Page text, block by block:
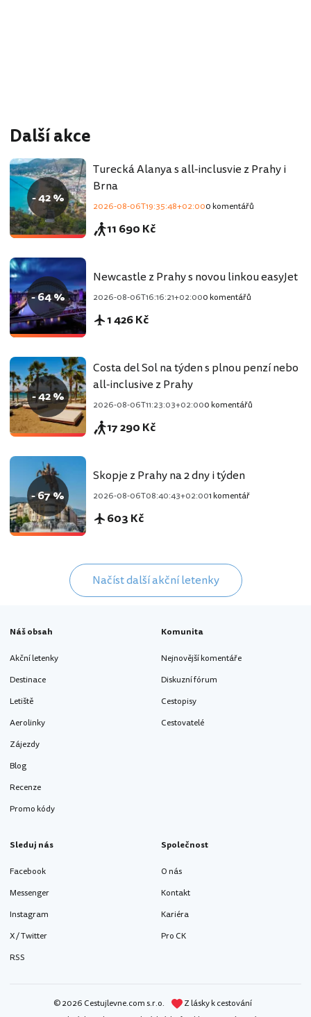
Další akce
- 42 %
Turecká Alanya s all-inclusvie z Prahy i
Brna
2026-08-06T19:35:48+02:000 komentářů
11 690 Kč
- 64 %
Newcastle z Prahy s novou linkou easyJet
2026-08-06T16:16:21+02:000 komentářů
1 426 Kč
- 42 %
Costa del Sol na týden s plnou penzí nebo
all-inclusive z Prahy
2026-08-06T11:23:03+02:000 komentářů
17 290 Kč
- 67 %
Skopje z Prahy na 2 dny i týden
2026-08-06T08:40:43+02:001 komentář
603 Kč
Načíst další akční letenky
Náš obsah
Akční letenky
Destinace
Letiště
Aerolinky
Zájezdy
Blog
Recenze
Promo kódy
Komunita
Nejnovější komentáře
Diskuzní fórum
Cestopisy
Cestovatelé
Sleduj nás
Facebook
Messenger
Instagram
X / Twitter
RSS
Společnost
O nás
Kontakt
Kariéra
Pro CK
© 2026 Cestujlevne.com s.r.o.
Z lásky k cestování